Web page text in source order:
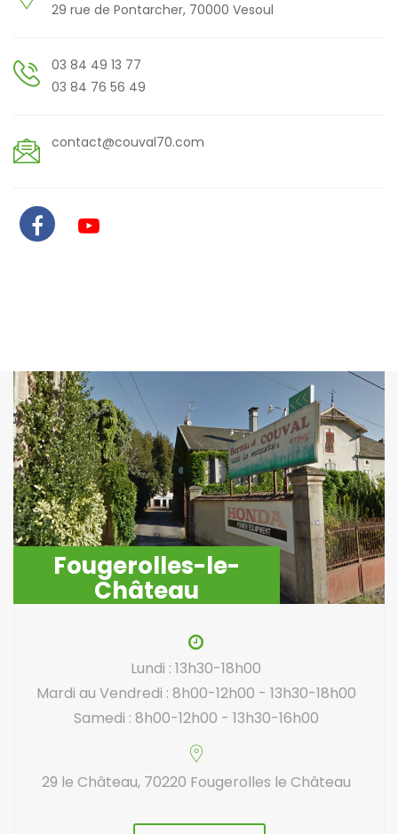
29 rue de Pontarcher, 70000 Vesoul
03 84 49 13 77
03 84 76 56 49
contact@couval70.com
Fougerolles-le-
Château
Lundi : 13h30-18h00
Mardi au Vendredi : 8h00-12h00 - 13h30-18h00
Samedi : 8h00-12h00 - 13h30-16h00
29 le Château, 70220 Fougerolles le Château